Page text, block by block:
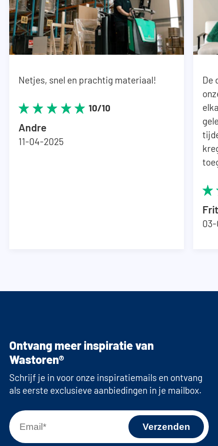
Netjes, snel en prachtig materiaal!
10/10
Andre
11-04-2025
De
Ontvang meer inspiratie van
Wastoren®
Schrijf je in voor onze inspiratiemails en ontvang
als eerste exclusieve aanbiedingen in je mailbox.